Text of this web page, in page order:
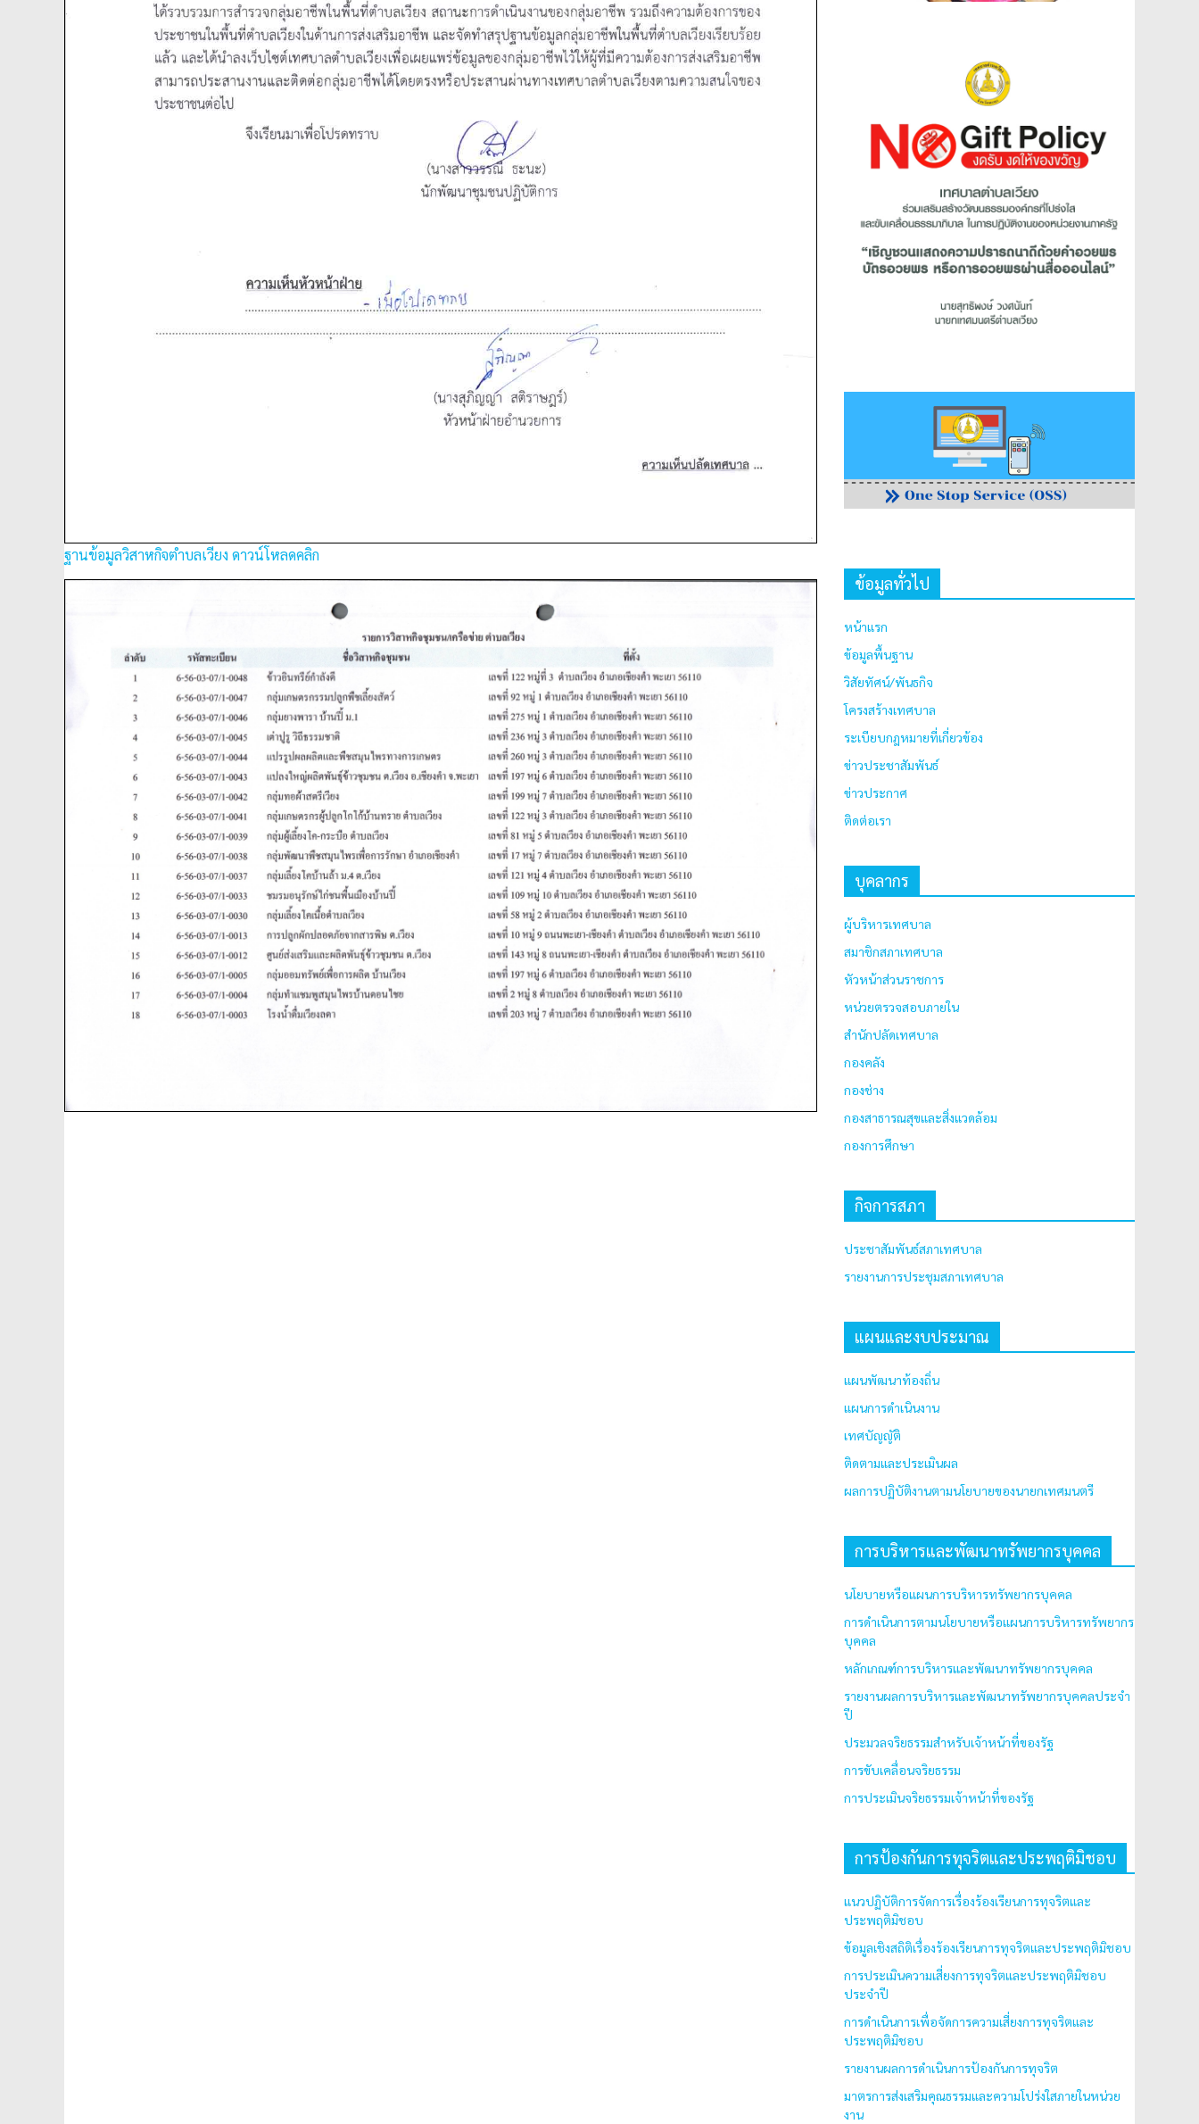
ฐานข้อมูลวิสาหกิจตำบลเวียง ดาวน์โหลดคลิก
ข้อมูลทั่วไป
หน้าแรก
ข้อมูลพื้นฐาน
วิสัยทัศน์/พันธกิจ
โครงสร้างเทศบาล
ระเบียบกฎหมายที่เกี่ยวข้อง
ข่าวประชาสัมพันธ์
ข่าวประกาศ
ติดต่อเรา
บุคลากร
ผู้บริหารเทศบาล
สมาชิกสภาเทศบาล
หัวหน้าส่วนราชการ
หน่วยตรวจสอบภายใน
สำนักปลัดเทศบาล
กองคลัง
กองช่าง
กองสาธารณสุขและสิ่งแวดล้อม
กองการศึกษา
กิจการสภา
ประชาสัมพันธ์สภาเทศบาล
รายงานการประชุมสภาเทศบาล
แผนและงบประมาณ
แผนพัฒนาท้องถิ่น
แผนการดำเนินงาน
เทศบัญญัติ
ติดตามและประเมินผล
ผลการปฏิบัติงานตามนโยบายของนายกเทศมนตรี
การบริหารและพัฒนาทรัพยากรบุคคล
นโยบายหรือแผนการบริหารทรัพยากรบุคคล
การดำเนินการตามนโยบายหรือแผนการบริหารทรัพยากร
บุคคล
หลักเกณฑ์การบริหารและพัฒนาทรัพยากรบุคคล
รายงานผลการบริหารและพัฒนาทรัพยากรบุคคลประจำ
ปี
ประมวลจริยธรรมสำหรับเจ้าหน้าที่ของรัฐ
การขับเคลื่อนจริยธรรม
การประเมินจริยธรรมเจ้าหน้าที่ของรัฐ
การป้องกันการทุจริตและประพฤติมิชอบ
แนวปฏิบัติการจัดการเรื่องร้องเรียนการทุจริตและ
ประพฤติมิชอบ
ข้อมูลเชิงสถิติเรื่องร้องเรียนการทุจริตและประพฤติมิชอบ
การประเมินความเสี่ยงการทุจริตและประพฤติมิชอบ
ประจำปี
การดำเนินการเพื่อจัดการความเสี่ยงการทุจริตและ
ประพฤติมิชอบ
รายงานผลการดำเนินการป้องกันการทุจริต
มาตรการส่งเสริมคุณธรรมและความโปร่งใสภายในหน่วย
งาน